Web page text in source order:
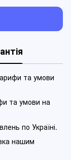
та умови
та умови на
по Україні.
нашим